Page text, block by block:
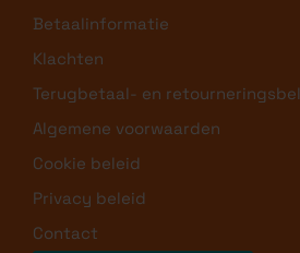
Betaalinformatie
Klachten
Terugbetaal- en
Algemene voorwaarden
Cookie beleid
Privacy beleid
Contact